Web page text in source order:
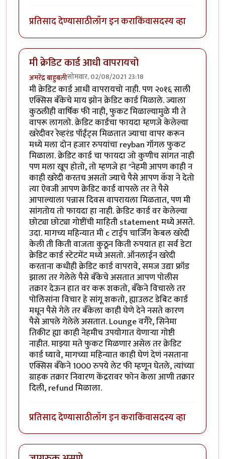
प्रतिसाद देण्यासाठीलॉग इन कराकिंवासदस्य व्हा
मी क्रेडिट कार्ड आधी वापरायचो
अमरेंद्र बाहुबलीसोमवार, 02/08/2021 23:18
मी क्रेडिट कार्ड आधी वापरायचो नाही. पण २०१६ साली
एक्सिस बँकेचे माय झोन क्रेडिट कार्ड मिळाले. ज्याला
कुठलीही वार्षिक फी नाही, फुकट मिळाल्यामुळे मी ते
वापरू लागलो. क्रेडिट कार्डचा फायदा म्हणजे केलेल्या
खरेदीवर रेव्हरंड पॉईंट्स मिळतात ज्याचा वापर करून
मध्ये मला दोन हजार रुपयांचा reyban गॉगल फुकट
मिळाला. क्रेडिट कार्ड चा फायदा जो कुणीच सांगत नाही
पण मला खूप होतो, तो म्हणजे हा "नेहमी आपण काही न
काही खरेदी करतच असतो ज्याचे पैसे आपण कॅश ने देतो
त्या ऐवजी आपण क्रेडिट कार्ड वापरले तर ते पैसे
आपाल्याला पन्नास दिवस वापरायला मिळतात, पण मी
सांगतोय तो फायदा हा नाही. क्रेडिट कार्ड वर केलेल्या
छोट्या छोट्या गोष्टींची माहिती statement मध्ये असते.
उदा. मागच्य महिन्यात मी c टाईप चार्जिंग केबल खरेदी
केली ती किती वाजता कुठून किती रुपयात हा सर्व डेटा
क्रेडिट कार्ड स्टेटमेंट मध्ये असतो. ऑनलाईन खरेदी
करताना कधीही क्रेडिट कार्ड वापरावे, समज उद्या फ्रॉड
झाला तर गेलेले पैसे बँकेचे असतात आपण पोलीस
तक्रार देऊन हात वर करू शकतो, बँकेने विचारले तर
पोलिसांना विचार हे सांगू शकतो, ह्याउलट डेबिट कार्ड
मधून पैसे गेले तर बँकेला काही घेणे देने नसते कारण
पैसे आपले गेलेले असतात. Lounge वगैरे, सिनेमा
तिकीट ह्या काही नेहमीच उपयोगात येणाऱ्या गोष्टी
नाहीत. माझ्या मते फुकट मिळणार असेल तर क्रेडिट
कार्ड घ्यावे, मागच्या महिन्यात काही घेणं देणं नसताना
एक्सिस बँकेने 1000 रुपये लेट फी म्हणून घेतले, त्यांच्या
ग्राहक तक्रार निवारण केंद्ररावर फोन केला आणी तक्रार
दिली, refund मिळाला.
प्रतिसाद देण्यासाठीलॉग इन कराकिंवासदस्य व्हा